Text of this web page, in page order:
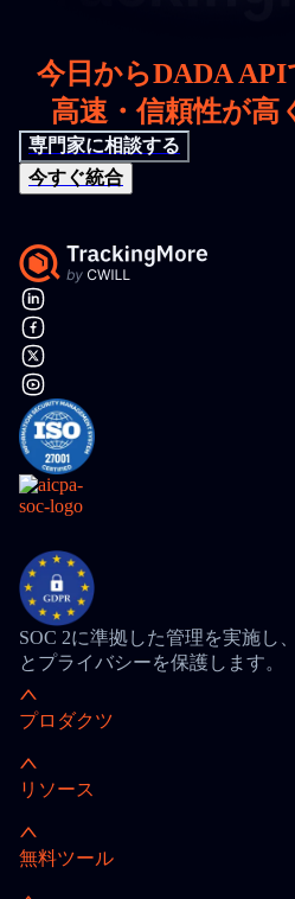
今日からDADA
高速・信頼性が高
専門家に相談する
今すぐ統合
SOC 2に準拠した管理を実施し
とプライバシーを保護します。
プロダクツ
リソース
無料ツール